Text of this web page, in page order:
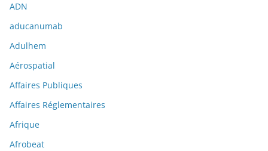
ADN
aducanumab
Adulhem
Aérospatial
Affaires Publiques
Affaires Réglementaires
Afrique
Afrobeat